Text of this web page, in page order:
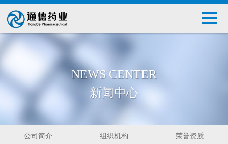
NEWS CENTER
新闻中心
公司简介 组织机构 荣誉资质